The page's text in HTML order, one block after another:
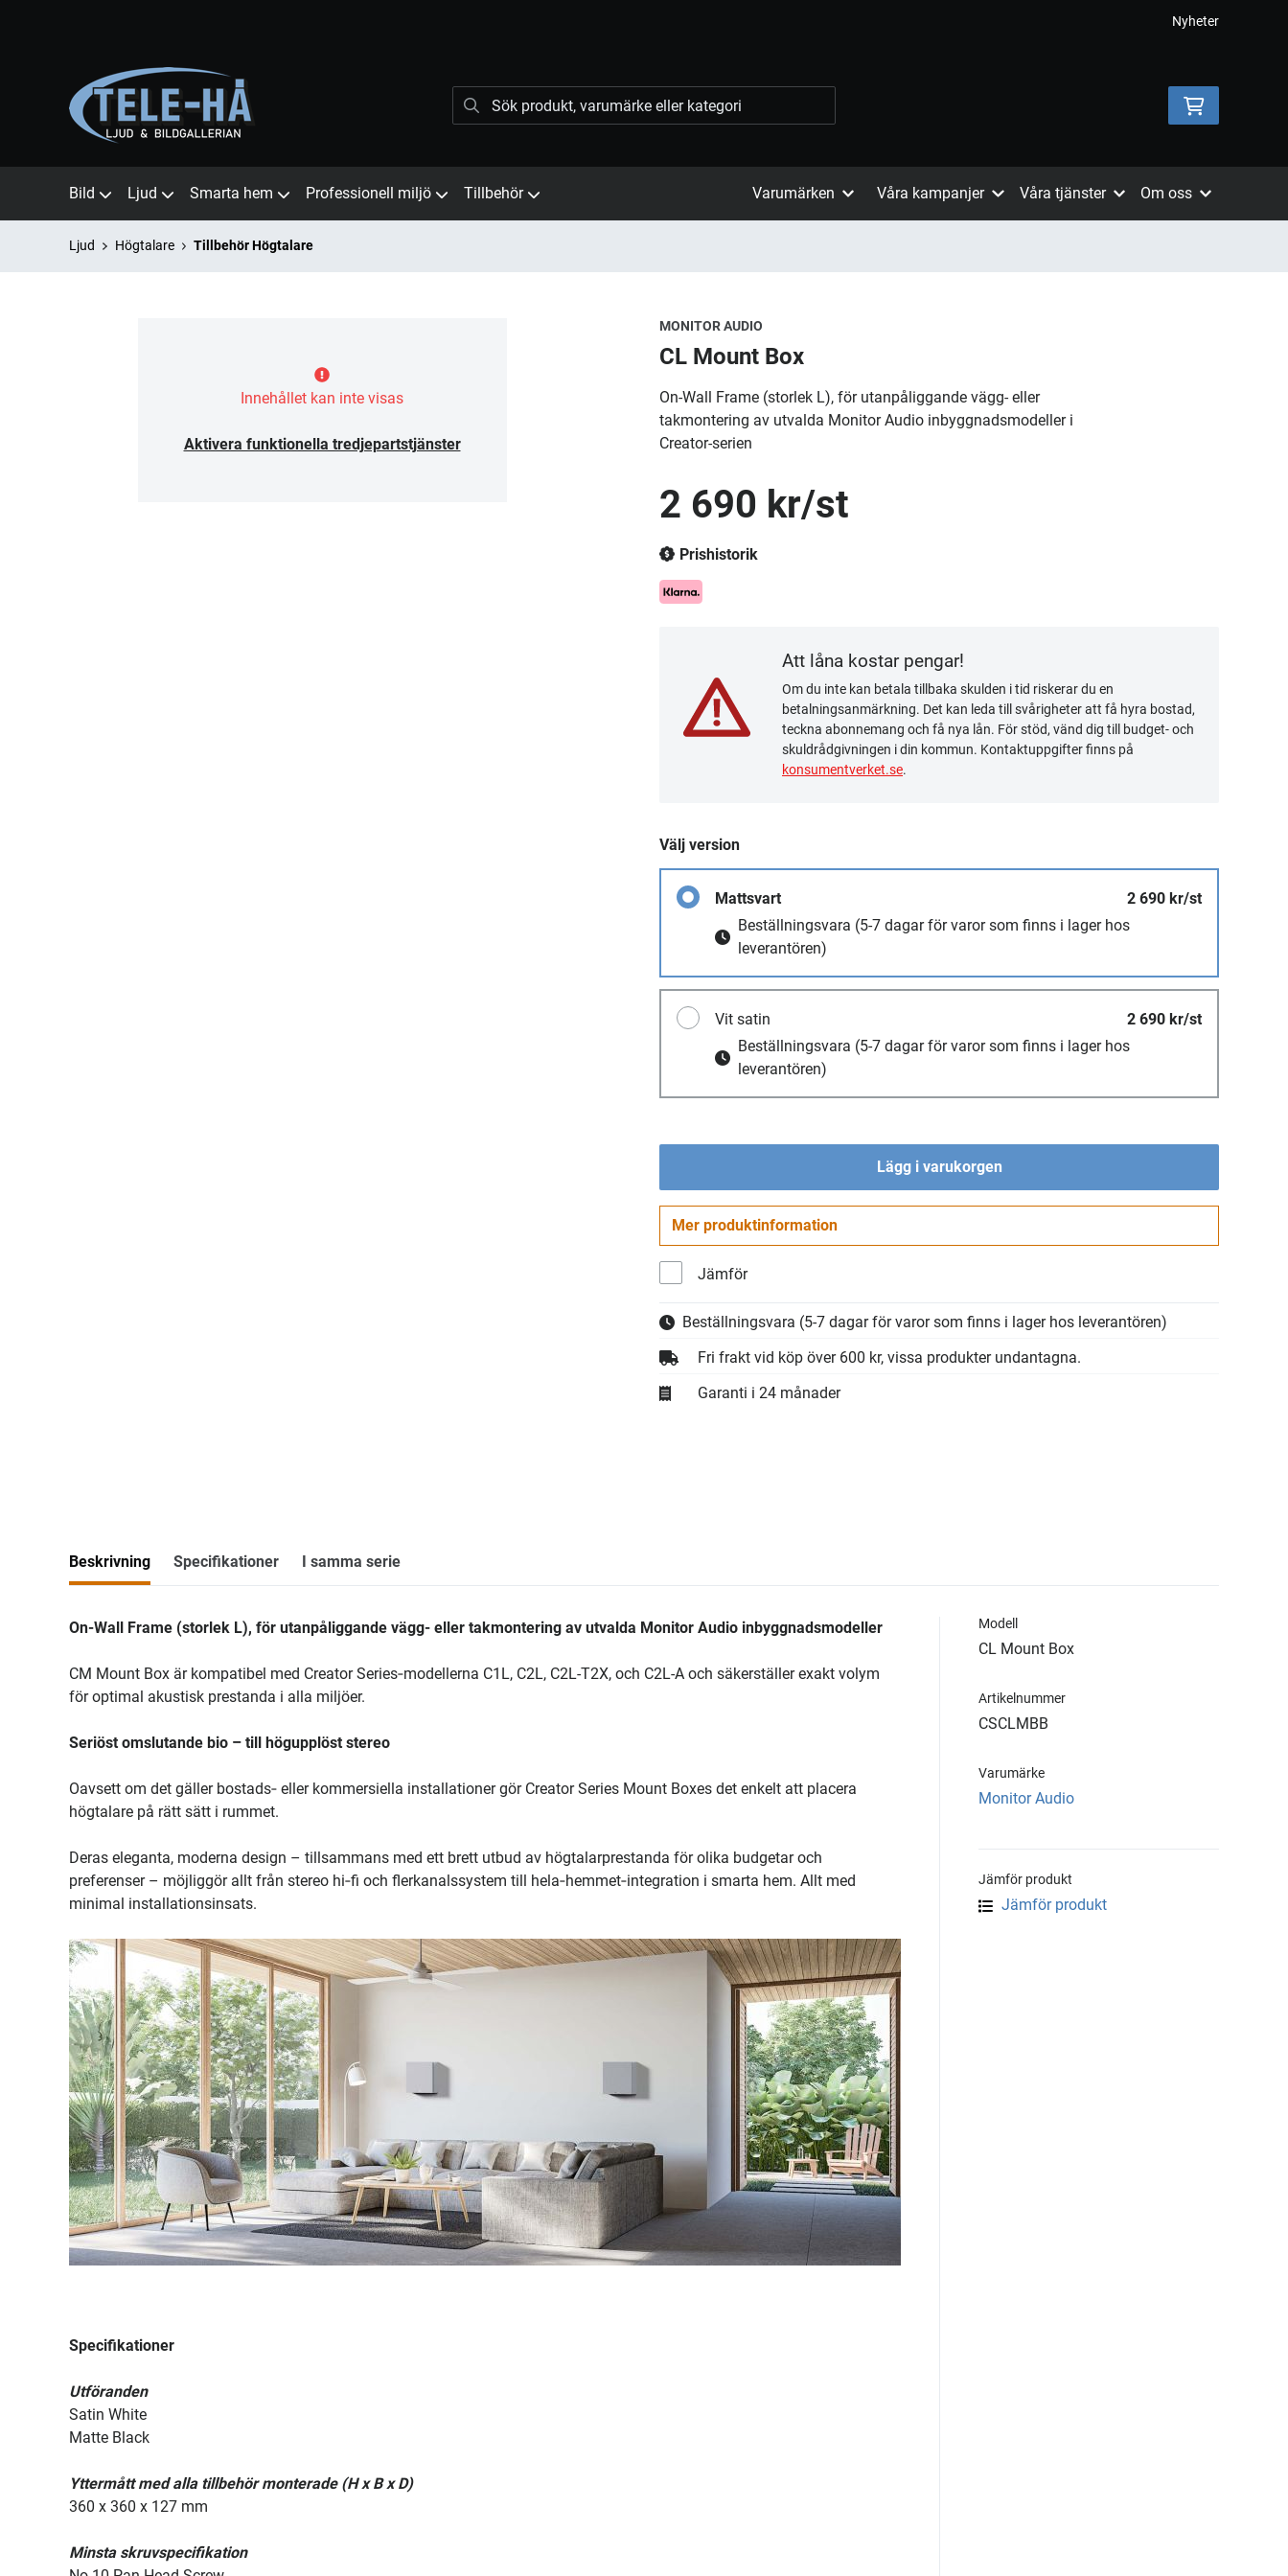
Nyheter
Bild Ljud Smarta hem Professionell miljö Tillbehör Varumärken Våra kampanjer Våra tjänster Om oss
Ljud Högtalare Tillbehör Högtalare
Innehållet kan inte visas
Aktivera funktionella tredjepartstjänster
MONITOR AUDIO
CL Mount Box
On-Wall Frame (storlek L), för utanpåliggande vägg- eller
takmontering av utvalda Monitor Audio inbyggnadsmodeller i
Creator-serien
2 690 kr/st
Prishistorik
Att låna kostar pengar!
Om du inte kan betala tillbaka skulden i tid riskerar du en
betalningsanmärkning. Det kan leda till svårigheter att få hyra bostad,
teckna abonnemang och få nya lån. För stöd, vänd dig till budget- och
skuldrådgivningen i din kommun. Kontaktuppgifter finns på
konsumentverket.se.
Välj version
Mattsvart
2 690 kr/st
Beställningsvara (5-7 dagar för varor som finns i lager hos
leverantören)
Vit satin
2 690 kr/st
Beställningsvara (5-7 dagar för varor som finns i lager hos
leverantören)
Lägg i varukorgen
Mer produktinformation
Jämför
Beställningsvara (5-7 dagar för varor som finns i lager hos leverantören)
Fri frakt vid köp över 600 kr, vissa produkter undantagna.
Garanti i 24 månader
Beskrivning Specifikationer I samma serie
On-Wall Frame (storlek L), för utanpåliggande vägg- eller takmontering av utvalda Monitor Audio inbyggnadsmodeller
CM Mount Box är kompatibel med Creator Series‑modellerna C1L, C2L, C2L-T2X, och C2L-A och säkerställer exakt volym
för optimal akustisk prestanda i alla miljöer.
Seriöst omslutande bio – till högupplöst stereo
Oavsett om det gäller bostads‑ eller kommersiella installationer gör Creator Series Mount Boxes det enkelt att placera
högtalare på rätt sätt i rummet.
Deras eleganta, moderna design – tillsammans med ett brett utbud av högtalarprestanda för olika budgetar och
preferenser – möjliggör allt från stereo hi‑fi och flerkanalssystem till hela‑hemmet‑integration i smarta hem. Allt med
minimal installationsinsats.
Specifikationer
Utföranden
Satin White
Matte Black
Yttermått med alla tillbehör monterade (H x B x D)
360 x 360 x 127 mm
Minsta skruvspecifikation
Modell
CL Mount Box
Artikelnummer
CSCLMBB
Varumärke
Monitor Audio
Jämför produkt
Jämför produkt